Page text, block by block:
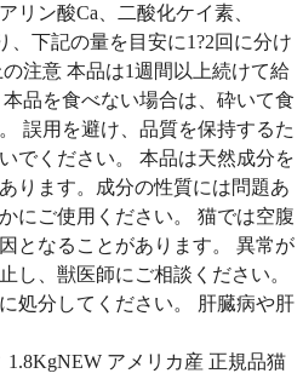
リン酸Ca、二酸化ケイ素、
、下記の量を目安に1?2回に分け
注意 本品は1週間以上続けて給
品を食べない場合は、砕いて食
誤用を避け、品質を保持するた
でください。 本品は天然成分を
ります。成分の性質には問題あ
にご使用ください。 猫では空腹
となることがあります。 異常が
し、獣医師にご相談ください。
処分してください。 肝臓病や肝
アメリカ産 正規品猫